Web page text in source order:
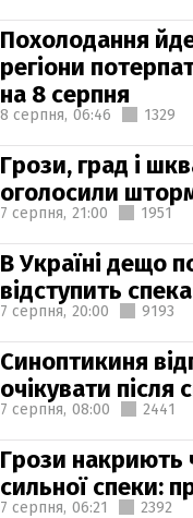
Похолодання
регіони
на 8 серпня
8 серпня, 06:46 1329
Грози, град і
оголосили
7 серпня, 21:00 1951
В Україні дещо
відступить спека
7 серпня, 20:00 9193
Синоптикиня
очікувати після
7 серпня, 08:00 2441
Грози накриють
сильної спеки:
7 серпня, 06:21 2392